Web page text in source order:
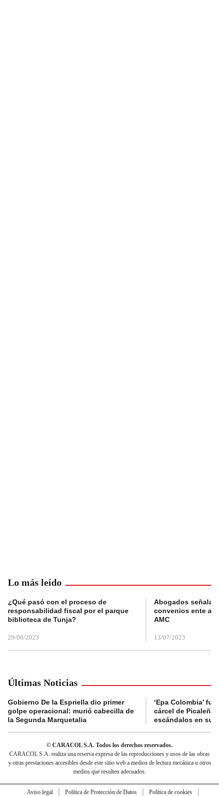
Lo más leído
¿Qué pasó con el proceso de
responsabilidad fiscal por el parque
biblioteca de Tunja?
29/08/2023
Abogados
convenios ente
AMC
13/07/2023
Últimas Noticias
Gobierno De la Espriella dio primer
golpe operacional: murió cabecilla de
la Segunda Marquetalia
‘Epa Colombia’
cárcel de Picaleña
escándalos en su
© CARACOL S.A. Todos los derechos reservados.
CARACOL S.A. realiza una reserva expresa de las reproducciones y usos de las obras
y otras prestaciones accesibles desde este sitio web a medios de lectura mecánica u otros
medios que resulten adecuados.
Aviso legal Política de Protección de Datos Política de cookies